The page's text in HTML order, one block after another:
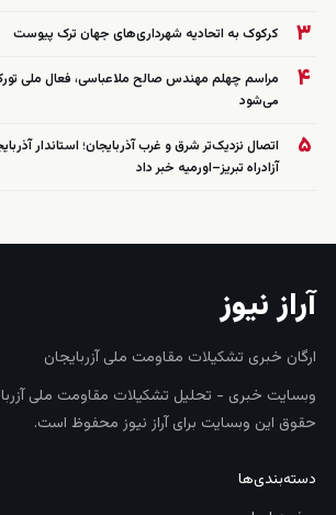
۳ کرکوک به اتحادیه شهرداری‌های جهان ترک پیوست
۴
مراسم چهلم مهندس صالح ملاعباسی، فعال ملی تورک
می‌شود
۵
اتصال نزدیک‌تر شرق و غرب آذربایجان؛ استاندار
آزادراه تبریز–اورمیه خبر داد
آراز نیوز
ارگان خبری تشکیلات مقاومت ملی آزربایجان
وبسایت خبری - تحلیل تشکیلات مقاومت ملی
حقوق این وبسایت برای آراز نیوز محفوظ است.
دسته‌بندی‌ها